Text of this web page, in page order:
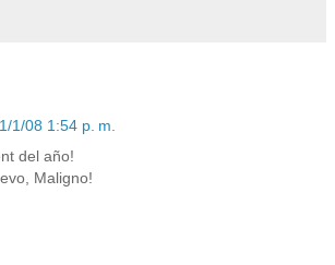
1/1/08 1:54 p. m.
del año!
Maligno!